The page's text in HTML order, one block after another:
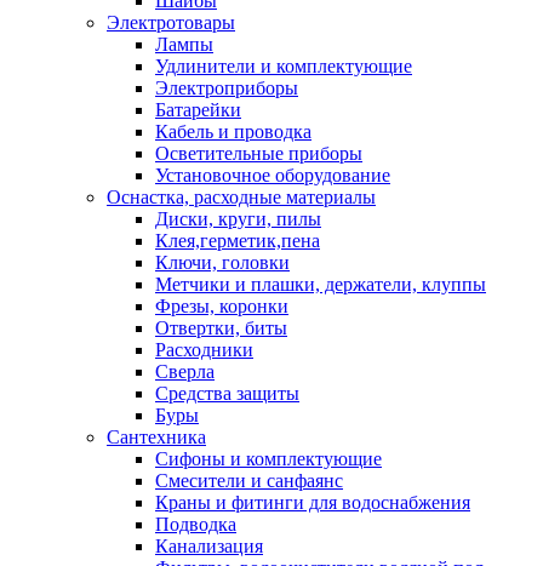
Электротовары
Лампы
Удлинители и комплектующие
Электроприборы
Батарейки
Кабель и проводка
Осветительные приборы
Установочное оборудование
Оснастка, расходные материалы
Диски, круги, пилы
Клея,герметик,пена
Ключи, головки
Метчики и плашки, держатели, клуппы
Фрезы, коронки
Отвертки, биты
Расходники
Сверла
Средства защиты
Буры
Сантехника
Сифоны и комплектующие
Смесители и санфаянс
Краны и фитинги для водоснабжения
Подводка
Канализация